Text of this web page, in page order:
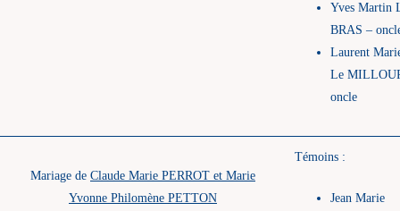
Yves Martin
BRAS –
Laurent
Le
oncle
Mariage de Claude Marie PERROT et Marie
Yvonne Philomène PETTON
Témoins :
Jean Marie